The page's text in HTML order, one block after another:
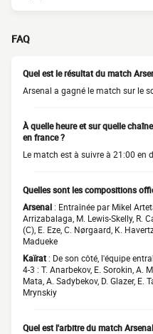
FAQ
Quel est le résultat du match
Arsenal a gagné le match sur le
À quelle heure et sur quelle
en france ?
Le match est à suivre à 21:00 en
Quelles sont les compositions
Arsenal : Entraînée par Mikel
Arrizabalaga, M. Lewis-Skelly, R.
(C), E. Eze, C. Nørgaard, K.
Madueke
Kaïrat: De son côté, l'équipe
4-3 : T. Anarbekov, E. Sorokin, A.
Mata, A. Sadybekov, D. Glazer, E.
Mrynskiy
Quel est l'arbitre du match